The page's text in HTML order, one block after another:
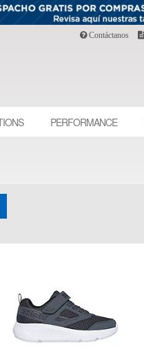
Contáctanos
PERFORMANCE